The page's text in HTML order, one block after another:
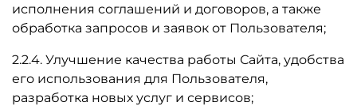
исполнения соглашений и договоров, а также
обработка запросов и заявок от Пользователя;
2.2.4. Улучшение качества работы Сайта, удобства
его использования для Пользователя,
разработка новых услуг и сервисов;